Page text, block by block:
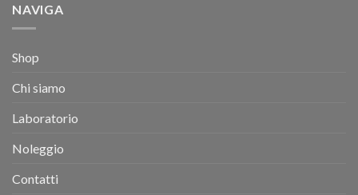
NAVIGA
Shop
Chi siamo
Laboratorio
Noleggio
Contatti